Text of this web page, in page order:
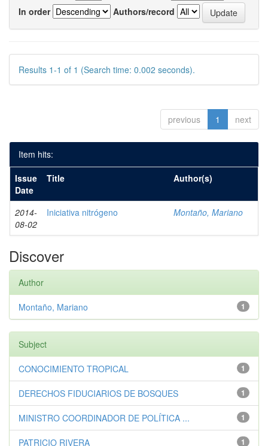
In order
Authors/record
Results 1-1 of 1 (Search time: 0.002 seconds).
previous 1 next
Item hits:
Issue
Date
Title Author(s)
2014-
08-02
Iniciativa nitrógeno Montaño, Mariano
Discover
Author
1
Montaño, Mariano
Subject
1
CONOCIMIENTO TROPICAL
1
DERECHOS FIDUCIARIOS DE BOSQUES
1
MINISTRO COORDINADOR DE POLÍTICA ...
1
PATRICIO RIVERA